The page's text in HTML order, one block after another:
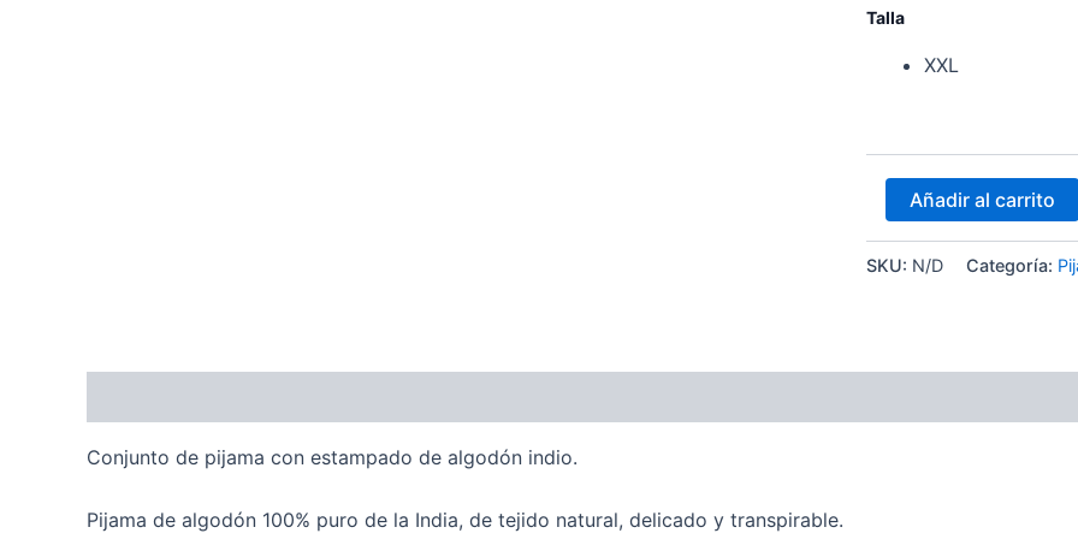
Talla
XXL
Añadir al carrito
SKU: N/D Categoría:
Conjunto de pijama con estampado de algodón indio.
Pijama de algodón 100% puro de la India, de tejido natural, delicado y transpirable.